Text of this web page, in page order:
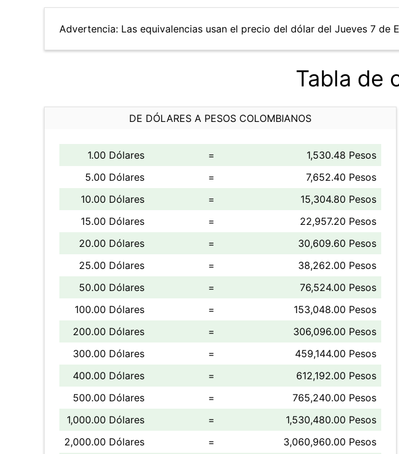
Advertencia: Las equivalencias usan el precio del dólar del Jueves 7
Tabla de
DE DÓLARES A PESOS COLOMBIANOS
1.00 Dólares =
1,530.48 Pesos
5.00 Dólares
=
7,652.40 Pesos
10.00 Dólares
=
15,304.80 Pesos
15.00 Dólares
=
22,957.20 Pesos
20.00 Dólares
=
30,609.60 Pesos
25.00 Dólares
=
38,262.00 Pesos
50.00 Dólares
=
76,524.00 Pesos
100.00 Dólares
=
153,048.00 Pesos
200.00 Dólares
=
306,096.00 Pesos
300.00 Dólares
=
459,144.00 Pesos
400.00 Dólares
=
612,192.00 Pesos
500.00 Dólares
=
765,240.00 Pesos
1,000.00 Dólares
=
1,530,480.00 Pesos
2,000.00 Dólares
= 3,060,960.00 Pesos